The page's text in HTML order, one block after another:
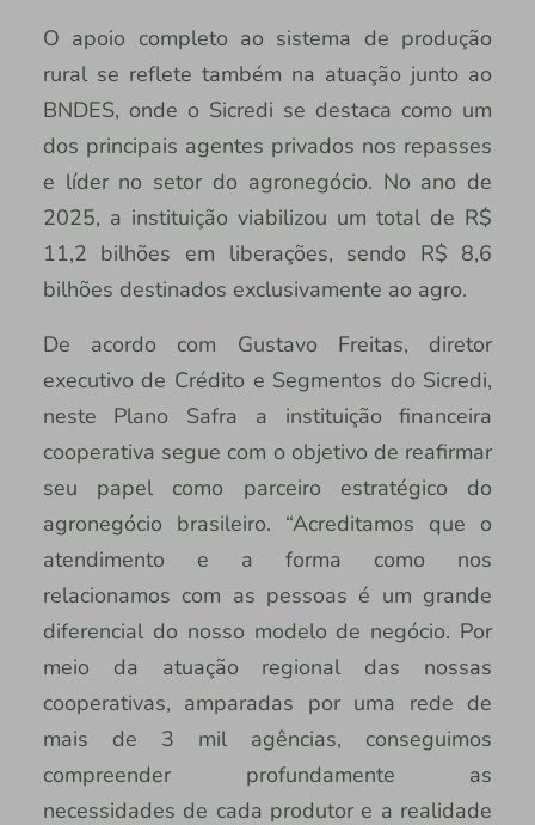
O apoio completo ao sistema de produção
rural se reflete também na atuação junto ao
BNDES, onde o Sicredi se destaca como um
dos principais agentes privados nos repasses
e líder no setor do agronegócio. No ano de
2025, a instituição viabilizou um total de R$
11,2 bilhões em liberações, sendo R$ 8,6
bilhões destinados exclusivamente ao agro.
De acordo com Gustavo Freitas, diretor
executivo de Crédito e Segmentos do Sicredi,
neste Plano Safra a instituição financeira
cooperativa segue com o objetivo de reafirmar
seu papel como parceiro estratégico do
agronegócio brasileiro. “Acreditamos que o
atendimento e a forma como nos
relacionamos com as pessoas é um grande
diferencial do nosso modelo de negócio. Por
meio da atuação regional das nossas
cooperativas, amparadas por uma rede de
mais de 3 mil agências, conseguimos
compreender profundamente as
necessidades de cada produtor e a realidade